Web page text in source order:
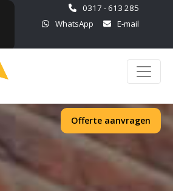
0317 - 613 285
WhatsApp
E-mail
Offerte aanvragen